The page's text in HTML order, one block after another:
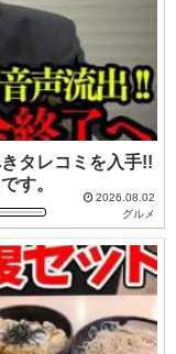
タレコミを入手!!
す。
2026.08.02
グルメ